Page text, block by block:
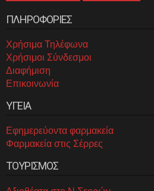
ΠΛΗΡΟΦΟΡΙΕΣ
Χρήσιμα Τηλέφωνα
Χρήσιμοι Σύνδεσμοι
Διαφήμιση
Επικοινωνία
ΥΓΕΙΑ
Εφημερεύοντα φαρμακεία
Φαρμακεία στις Σέρρες
ΤΟΥΡΙΣΜΟΣ